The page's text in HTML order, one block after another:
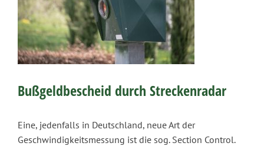
Bußgeldbescheid durch Streckenradar
Eine, jedenfalls in Deutschland, neue Art der
Geschwindigkeitsmessung ist die sog. Section Control.